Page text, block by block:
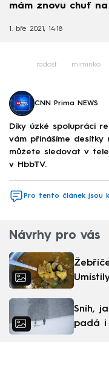
mám znovu chuť
1. bře 2021, 14:18
radost miminko
CNN Prima NEWS
Díky úzké spolupráci
vám přinášíme
můžete sledovat v
v HbbTV.
Pro tento článek jsou
Návrhy pro vás
Sníh,
padá i